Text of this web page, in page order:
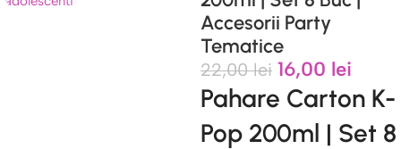
Accesorii Party
Tematice
22,00lei 16,00 lei
Pahare Carton K-
Pop 200ml | Set 8